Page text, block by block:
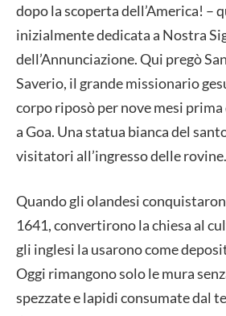
dopo la scoperta dell’America! –
inizialmente dedicata a Nostra
dell’Annunciazione. Qui pregò
Saverio, il grande missionario
corpo riposò per nove mesi
a Goa. Una statua bianca del
visitatori all’ingresso delle rovine.
Quando gli olandesi
1641, convertirono la chiesa al
gli inglesi la usarono come
Oggi rimangono solo le mura
spezzate e lapidi consumate dal